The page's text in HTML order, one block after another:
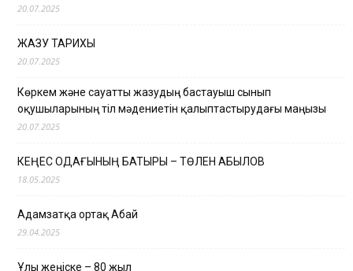
20.07.2025
ЖАЗУ ТАРИХЫ
20.07.2025
Көркем және сауатты жазудың бастауыш сынып
оқушыларының тіл мәдениетін қалыптастырудағы маңызы
20.07.2025
КЕҢЕС ОДАҒЫНЫҢ БАТЫРЫ – ТӨЛЕН ҚАБЫЛОВ
18.05.2025
Адамзатқа ортақ Абай
29.04.2025
Ұлы жеңіске – 80 жыл